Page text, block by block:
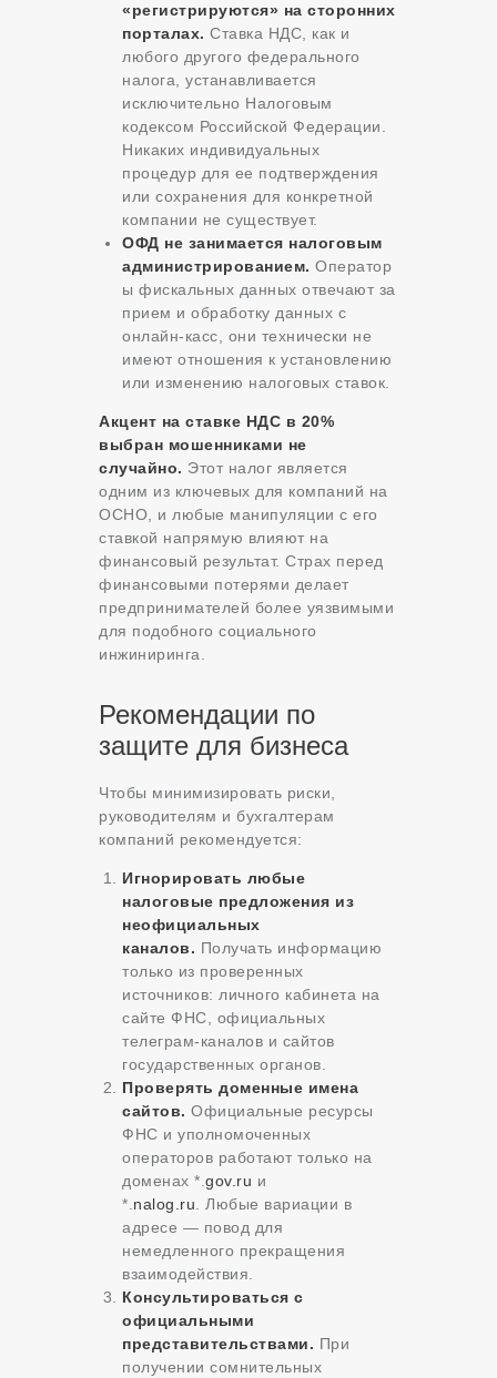
«регистрируются» на сторонних
порталах. Ставка НДС, как и
любого другого федерального
налога, устанавливается
исключительно Налоговым
кодексом Российской Федерации.
Никаких индивидуальных
процедур для ее подтверждения
или сохранения для конкретной
компании не существует.
ОФД не занимается налоговым
администрированием. Оператор
ы фискальных данных отвечают за
прием и обработку данных с
онлайн-касс, они технически не
имеют отношения к установлению
или изменению налоговых ставок.
Акцент на ставке НДС в 20%
выбран мошенниками не
случайно. Этот налог является
одним из ключевых для компаний на
ОСНО, и любые манипуляции с его
ставкой напрямую влияют на
финансовый результат. Страх перед
финансовыми потерями делает
предпринимателей более уязвимыми
для подобного социального
инжиниринга.
Рекомендации по
защите для бизнеса
Чтобы минимизировать риски,
руководителям и бухгалтерам
компаний рекомендуется:
Игнорировать любые
налоговые предложения из
неофициальных
каналов. Получать информацию
только из проверенных
источников: личного кабинета на
сайте ФНС, официальных
телеграм-каналов и сайтов
государственных органов.
Проверять доменные имена
сайтов. Официальные ресурсы
ФНС и уполномоченных
операторов работают только на
доменах *. gov.ru и
*. nalog.ru . Любые вариации в
адресе — повод для
немедленного прекращения
взаимодействия.
Консультироваться с
официальными
представительствами. При
получении сомнительных